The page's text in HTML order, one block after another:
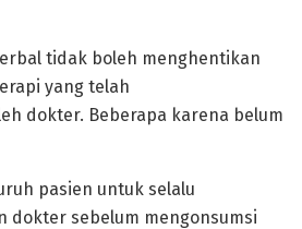
tidak boleh menghentikan
yang telah
dokter. Beberapa karena belum
pasien untuk selalu
dokter sebelum mengonsumsi